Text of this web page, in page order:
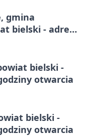
gmina
bielski - adresy,
bielski -
otwarcia
bielski -
otwarcia